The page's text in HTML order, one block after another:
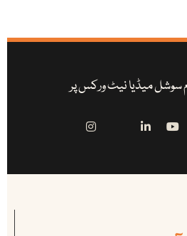
سوشل میڈیا نیٹ ورکس پر